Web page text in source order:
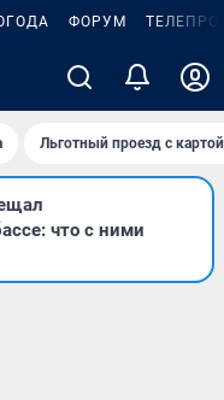
ФОРУМ
Льготный проезд с
что с ними